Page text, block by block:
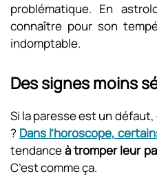
problématique. En
connaître pour son
indomptable.
Des signes moins
Si la paresse est un
? Dans l’horoscope,
tendanceà tromper leur
C’est comme ça.